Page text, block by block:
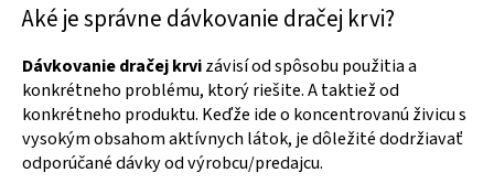
Aké je správne dávkovanie dračej krvi?
Dávkovanie dračej krvizávisí od spôsobu použitia a
konkrétneho problému, ktorý riešite. A taktiež od
konkrétneho produktu. Keďže ide o koncentrovanú živicu s
vysokým obsahom aktívnych látok, je dôležité dodržiavať
odporúčané dávky od výrobcu/predajcu.